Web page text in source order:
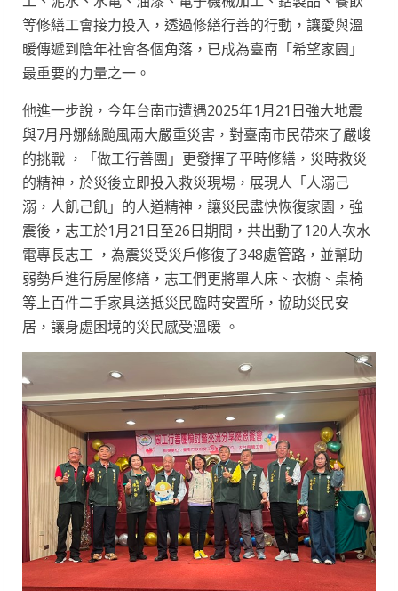
等修繕工會接力投入，透過修繕行善的行動，讓愛與溫
暖傳遞到陰年社會各個角落，已成為臺南「希望家園」
最重要的力量之一。
他進一步說，今年台南市遭遇2025年1月21日強大地震
與7月丹娜絲颱風兩大嚴重災害，對臺南市民帶來了嚴峻
的挑戰 ，「做工行善團」更發揮了平時修繕，災時救災
的精神，於災後立即投入救災現場，展現人「人溺己
溺，人飢己飢」的人道精神，讓災民盡快恢復家園，強
震後，志工於1月21日至26日期間，共出動了120人次水
電專長志工 ，為震災受災戶修復了348處管路，並幫助
弱勢戶進行房屋修繕，志工們更將單人床、衣櫥、桌椅
等上百件二手家具送抵災民臨時安置所，協助災民安
居，讓身處困境的災民感受溫暖 。